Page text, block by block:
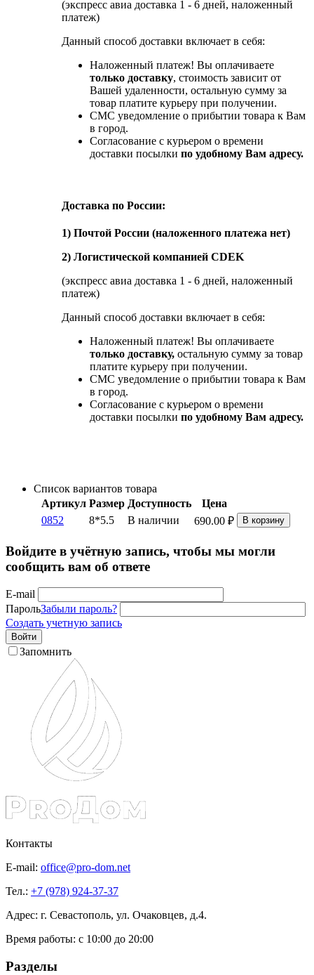
(экспресс авиа доставка 1 - 6 дней, наложенный
платеж)
Данный способ доставки включает в себя:
Наложенный платеж! Вы оплачиваете
только доставку, стоимость зависит от
Вашей удаленности, остальную сумму за
товар платите курьеру при получении.
СМС уведомление о прибытии товара к Вам
в город.
Согласование с курьером о времени
доставки посылки по удобному Вам адресу.
Доставка по России:
1) Почтой России (наложенного платежа нет)
2) Логистической компанией CDEK
(экспресс авиа доставка 1 - 6 дней, наложенный
платеж)
Данный способ доставки включает в себя:
Наложенный платеж! Вы оплачиваете
только доставку, остальную сумму за товар
платите курьеру при получении.
СМС уведомление о прибытии товара к Вам
в город.
Согласование с курьером о времени
доставки посылки по удобному Вам адресу.
Список вариантов товара
Артикул Размер Доступность
Цена
0852
8*5.5 В наличии 690.00 ₽ В корзину
Войдите в учётную запись, чтобы мы могли
сообщить вам об ответе
E-mail
ПарольЗабыли пароль?
Создать учетную запись
Войти
Запомнить
Контакты
E-mail: office@pro-dom.net
Тел.: +7 (978) 924-37-37
Адрес: г. Севастополь, ул. Очаковцев, д.4.
Время работы: с 10:00 до 20:00
Разделы